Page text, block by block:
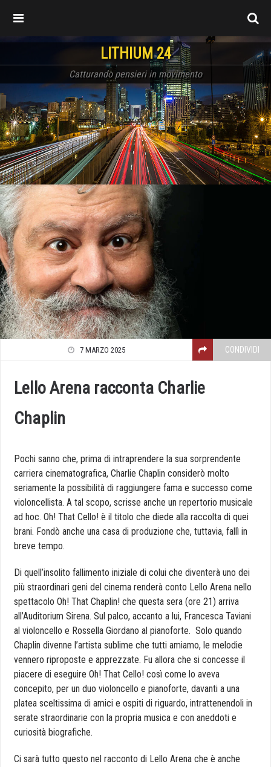
LITHIUM 24
Catturando pensieri in movimento
7 MARZO 2025 CONDIVIDI
Lello Arena racconta Charlie
Chaplin
Pochi sanno che, prima di intraprendere la sua sorprendente
carriera cinematografica, Charlie Chaplin considerò molto
seriamente la possibilità di raggiungere fama e successo come
violoncellista. A tal scopo, scrisse anche un repertorio musicale
ad hoc. Oh! That Cello! è il titolo che diede alla raccolta di quei
brani. Fondò anche una casa di produzione che, tuttavia, fallì in
breve tempo.
Di quell’insolito fallimento iniziale di colui che diventerà uno dei
più straordinari geni del cinema renderà conto Lello Arena nello
spettacolo Oh! That Chaplin! che questa sera (ore 21) arriva
all’Auditorium Sirena. Sul palco, accanto a lui, Francesca Taviani
al violoncello e Rossella Giordano al pianoforte. Solo quando
Chaplin divenne l’artista sublime che tutti amiamo, le melodie
vennero riproposte e apprezzate. Fu allora che si concesse il
piacere di eseguire Oh! That Cello! così come lo aveva
concepito, per un duo violoncello e pianoforte, davanti a una
platea sceltissima di amici e ospiti di riguardo, intrattenendoli in
serate straordinarie con la propria musica e con aneddoti e
curiosità biografiche.
Ci sarà tutto questo nel racconto di Lello Arena che è anche